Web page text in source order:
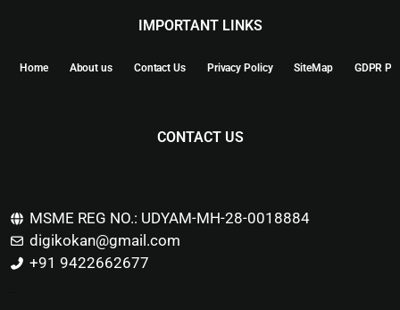
IMPORTANT LINKS
Home About us Contact Us Privacy Policy SiteMap GDPR
CONTACT US
MSME REG NO.: UDYAM-MH-28-0018884
digikokan@gmail.com
+91 9422662677